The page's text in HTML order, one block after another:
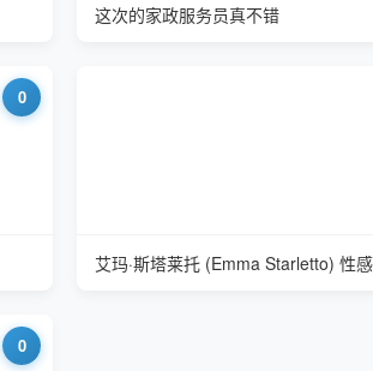
这次的家政服务员真不错
0
0